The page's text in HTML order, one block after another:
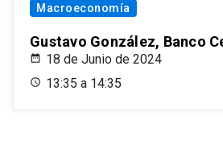
Macroeconomía
Gustavo González, Banco
18 de Junio de 2024
13:35 a 14:35